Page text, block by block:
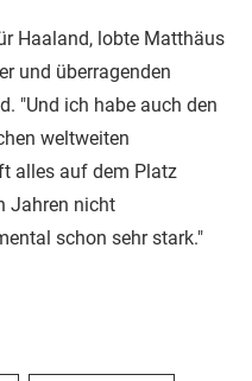
Haaland, lobte Matthäus
und überragenden
"Und ich habe auch den
weltweiten
alles auf dem Platz
Jahren nicht
schon sehr stark."